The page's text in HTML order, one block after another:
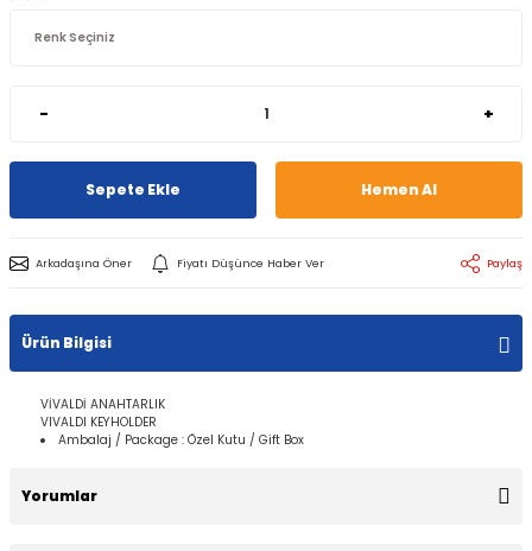
- +
Sepete Ekle Hemen Al
Arkadaşına Öner Fiyatı Düşünce Haber Ver Paylaş
Ürün Bilgisi
VİVALDİ ANAHTARLIK
VIVALDI KEYHOLDER
Ambalaj / Package : Özel Kutu / Gift Box​​
Yorumlar